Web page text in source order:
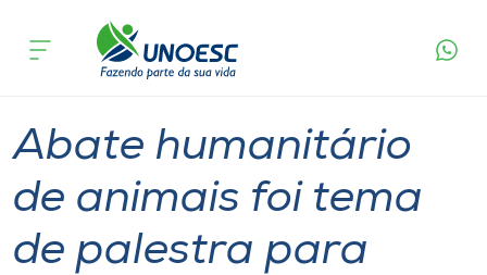
Cursos
Pesquisa
Atendimento ao Estudante
acontece
Abate humanitário
de animais foi tema
de palestra para